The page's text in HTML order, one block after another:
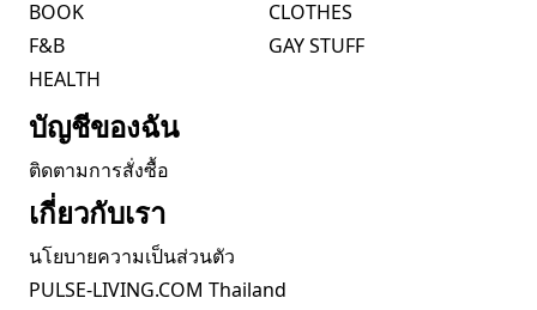
BOOK
CLOTHES
F&B
GAY STUFF
HEALTH
บัญชีของฉัน
ติดตามการสั่งซื้อ
เกี่ยวกับเรา
นโยบายความเป็นส่วนตัว
PULSE-LIVING.COM Thailand